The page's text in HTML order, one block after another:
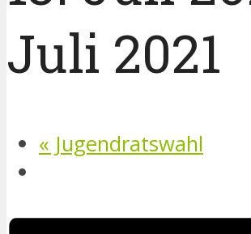
Juli 2021
« Jugendratswahl